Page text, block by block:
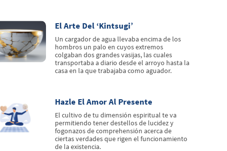
El Arte Del ‘kintsugi’
Un cargador de agua llevaba encima de los
hombros un palo en cuyos extremos
colgaban dos grandes vasijas, las cuales
transportaba a diario desde el arroyo hasta la
casa en la que trabajaba como aguador.
Hazle El Amor Al Presente
El cultivo de tu dimensión espiritual te va
permitiendo tener destellos de lucidez y
fogonazos de comprehensión acerca de
ciertas verdades que rigen el funcionamiento
de la existencia.